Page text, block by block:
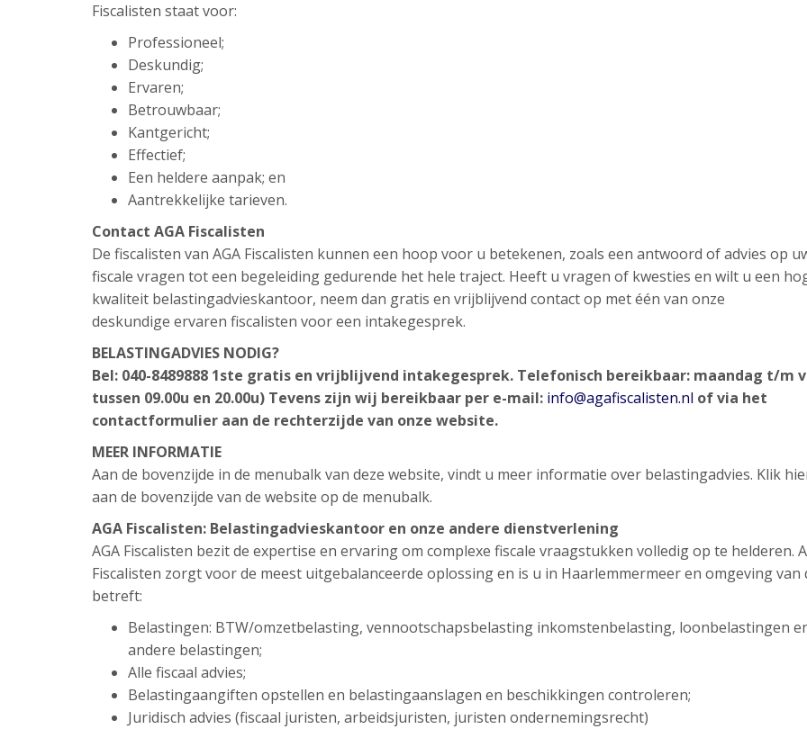
Fiscalisten staat voor:
Professioneel;
Deskundig;
Ervaren;
Betrouwbaar;
Kantgericht;
Effectief;
Een heldere aanpak; en
Aantrekkelijke tarieven.
Contact AGA Fiscalisten
De fiscalisten van AGA Fiscalisten kunnen een hoop voor u betekenen, zoals een antwoord of advies op
fiscale vragen tot een begeleiding gedurende het hele traject. Heeft u vragen of kwesties en wilt u een
kwaliteit belastingadvieskantoor, neem dan gratis en vrijblijvend contact op met één van onze
deskundige ervaren fiscalisten voor een intakegesprek.
BELASTINGADVIES NODIG?
Bel: 040-8489888 1ste gratis en vrijblijvend intakegesprek. Telefonisch bereikbaar: maandag t/m
tussen 09.00u en 20.00u) Tevens zijn wij bereikbaar per e-mail: info@agafiscalisten.nl of via het
contactformulier aan de rechterzijde van onze website.
MEER INFORMATIE
Aan de bovenzijde in de menubalk van deze website, vindt u meer informatie over belastingadvies. Klik
aan de bovenzijde van de website op de menubalk.
AGA Fiscalisten: Belastingadvieskantoor en onze andere dienstverlening
AGA Fiscalisten bezit de expertise en ervaring om complexe fiscale vraagstukken volledig op te helderen.
Fiscalisten zorgt voor de meest uitgebalanceerde oplossing en is u in Haarlemmermeer en omgeving van
betreft:
Belastingen: BTW/omzetbelasting, vennootschapsbelasting inkomstenbelasting, loonbelastingen
andere belastingen;
Alle fiscaal advies;
Belastingaangiften opstellen en belastingaanslagen en beschikkingen controleren;
Juridisch advies (fiscaal juristen, arbeidsjuristen, juristen ondernemingsrecht)